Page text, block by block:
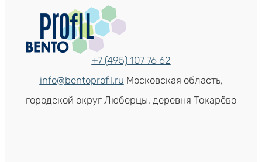
+7 (495) 107 76 62
info@bentoprofil.ru Московская область,
городской округ Люберцы, деревня Токарёво